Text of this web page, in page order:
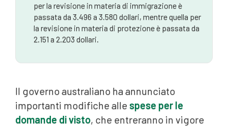
per la revisione in materia di immigrazione è
passata da 3.496 a 3.580 dollari, mentre quella per
la revisione in materia di protezione è passata da
2.151 a 2.203 dollari.
Il governo australiano ha annunciato
importanti modifiche alle spese per le
domande di visto, che entreranno in vigore